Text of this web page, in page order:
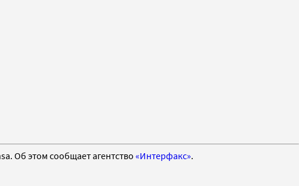
Об этом сообщает агентство «Интерфакс».